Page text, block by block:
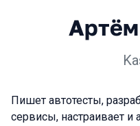
Пишет автотесты,
сервисы, настраивает и